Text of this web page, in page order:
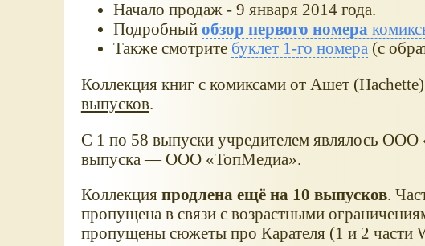
Начало продаж - 9 января 2014 года.
Подробный обзор первого номера
Также смотрите буклет 1-го номера (с
Коллекция книг с комиксами от Ашет
выпусков.
С 1 по 58 выпуски учредителем являлось ООО
выпуска — ООО «ТопМедиа».
Коллекция продлена ещё на 10 выпусков.
пропущена в связи с возрастными
пропущены сюжеты про Карателя (1 и 2 части